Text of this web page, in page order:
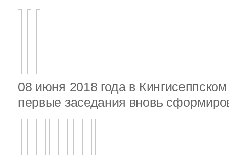
08 июня 2018 года в
первые заседания вновь